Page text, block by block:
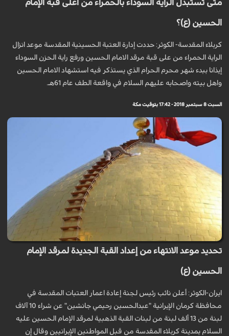
متى تُستبدل الراية السوداء بالحمراء من أعلى قبة الإمام
الحسين (ع)؟
كربلاء المقدسة- الكوثر: حددت إدارة العتبة الحسينية المقدسة موعد انزال
الراية الحمراء من على قبة مرقد الامام الحسين ورفع راية الحزن السوداء
إيذانا ببدء شهر محرم الحرام الذي يستذكر فيه استشهاد الامام الحسين
واهل بيته واصحابه عليهم السلام في واقعة الطف عام 61هـ.
السبت 8 سبتمبر 2018 - 17:42 بتوقيت مكة
تحديد موعد الانتهاء من إعداد القبة الجديدة لمرقد الإمام
الحسين (ع)
ايران-الكوثر: أعلن نائب رئيس لجنة إعادة اعمار العتبات المقدسة في
محافظة كرمان الإيرانية "عبدالحسين رحيمي جانشین" عن شراء 10 آلاف
لبنة من 13 ألف لبنة من لبنات القبة الذهبية لمرقد الإمام الحسين عليه
السلام بمدينة كربلاء المقدسة من قبل المواطنين الإيرانيين وقال إن